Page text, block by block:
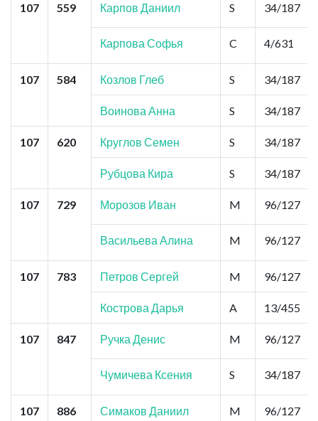
107 559 Карпов Даниил S 34/187
Карпова Софья C 4/631
107 584 Козлов Глеб S 34/187
Воинова Анна S 34/187
107 620 Круглов Семен S 34/187
Рубцова Кира S 34/187
107 729 Морозов Иван M 96/127
Васильева Алина M 96/127
107 783 Петров Сергей M 96/127
Кострова Дарья A 13/455
107 847 Ручка Денис M 96/127
Чумичева Ксения S 34/187
107 886 Симаков Даниил M 96/127